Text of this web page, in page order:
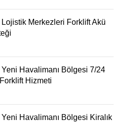
Merkezleri Forklift Akü
Havalimanı Bölgesi 7/24
Hizmeti
Havalimanı Bölgesi Kiralık